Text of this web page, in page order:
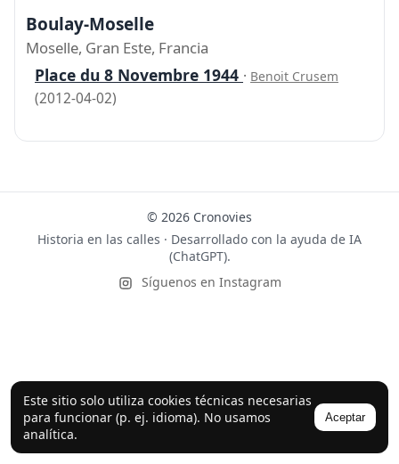
Este sitio solo utiliza cookies técnicas necesarias
para funcionar (p. ej. idioma). No usamos
analítica.
Aceptar
Boulay-Moselle
Moselle, Gran Este, Francia
Place du 8 Novembre 1944 · Benoit Crusem
(2012-04-02)
© 2026 Cronovies
Historia en las calles · Desarrollado con la ayuda de IA
(ChatGPT).
Síguenos en Instagram